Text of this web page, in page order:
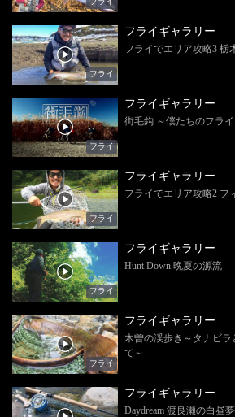
フライ
フライギャラリー
フライでエリア攻略3 栃
フライ
フライギャラリー
街毛鈎 ～僕たちのフラ
フライ
フライギャラリー
フライでエリア攻略2 フ
フライ
フライギャラリー
Hunt Down 晩夏の源流
フライ
フライギャラリー
木曽の渓歩き～タナビ
て～
フライギャラリー
Daydream 渡良瀬の白昼夢